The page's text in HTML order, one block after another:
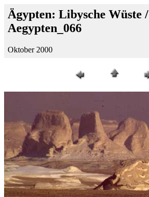
Ägypten: Libysche Wüste /
Aegypten_066
Oktober 2000